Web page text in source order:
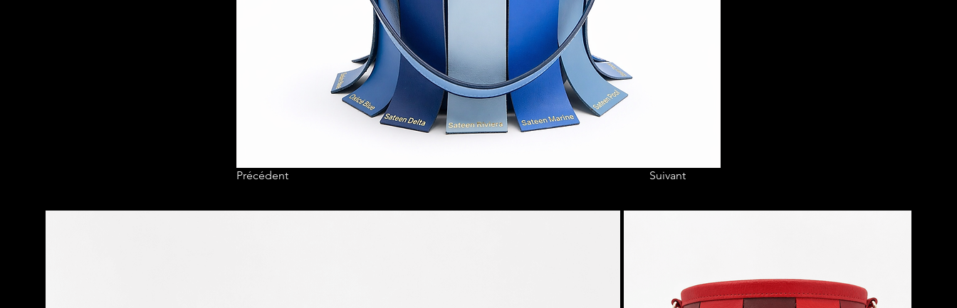
Précédent Suivant